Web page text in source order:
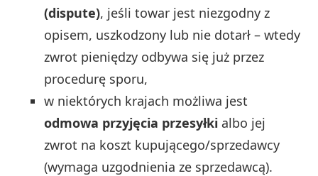
(dispute), jeśli towar jest niezgodny z
opisem, uszkodzony lub nie dotarł – wtedy
zwrot pieniędzy odbywa się już przez
procedurę sporu,
w niektórych krajach możliwa jest
odmowa przyjęcia przesyłki albo jej
zwrot na koszt kupującego/sprzedawcy
(wymaga uzgodnienia ze sprzedawcą).